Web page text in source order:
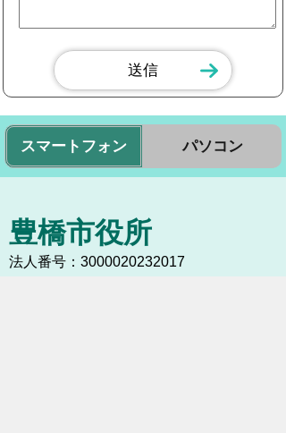
スマートフォン パソコン
豊橋市役所
法人番号：3000020232017